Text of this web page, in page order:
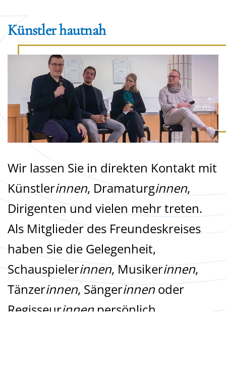
Künstler hautnah
Wir lassen Sie in direkten Kontakt mit
Künstlerinnen, Dramaturginnen,
Dirigenten und vielen mehr treten.
Als Mitglieder des Freundeskreises
haben Sie die Gelegenheit,
Schauspielerinnen, Musikerinnen,
Tänzerinnen, Sängerinnenoder
Regisseurinnen persönlich